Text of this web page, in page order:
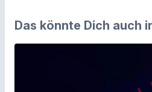
Das könnte Dich auch